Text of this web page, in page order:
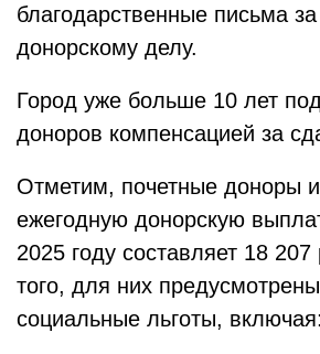
благодарственные письма
донорскому делу.
Город уже больше 10 лет
доноров компенсацией за
Отметим, почетные доноры
ежегодную донорскую
2025 году составляет 18
того, для них
социальные льготы, включая: